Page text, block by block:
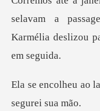
elavam a
Karmélia d